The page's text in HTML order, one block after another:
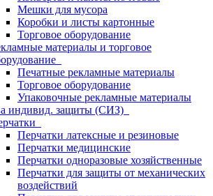
Мешки для мусора
Коробки и листы картонные
Торговое оборудование
материалы и торговое
Печатные рекламные материалы
Торговое оборудование
Упаковочные рекламные материалы
индивид. защиты (СИЗ)
Перчатки латексные и резиновые
Перчатки медицинские
Перчатки одноразовые хозяйственные
Перчатки для защиты от механических
воздействий